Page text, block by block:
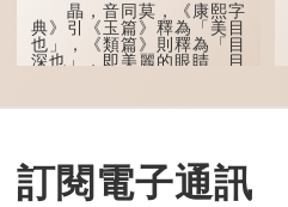
囧字的「八」像一對委
屈的八字眉模樣，「口」像
驚訝、窘迫...
瞐，音同莫，《康熙字
典》引《玉篇》釋為「美目
也」，《類篇》則釋為「目
深也」，即美麗的眼睛、目
多年前，蘋果手機推出
能，便用上「瞐」這個字，
表達iPhone12有由8位提
升至10位HDR影片拍攝功
訂閱電子通訊